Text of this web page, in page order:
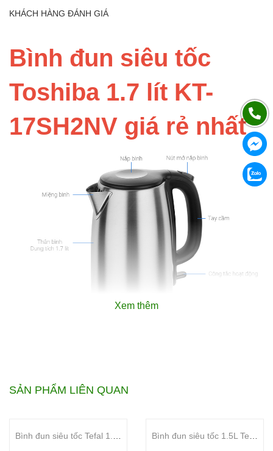
KHÁCH HÀNG ĐÁNH GIÁ
Bình đun siêu tốc
Toshiba 1.7 lít KT-
17SH2NV giá rẻ nhất
1850 - 2200W
Xem thêm
SẢN PHẨM LIÊN QUAN